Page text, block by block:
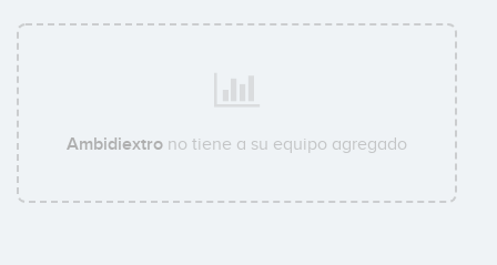
Ambidiextro no tiene a su equipo agregado